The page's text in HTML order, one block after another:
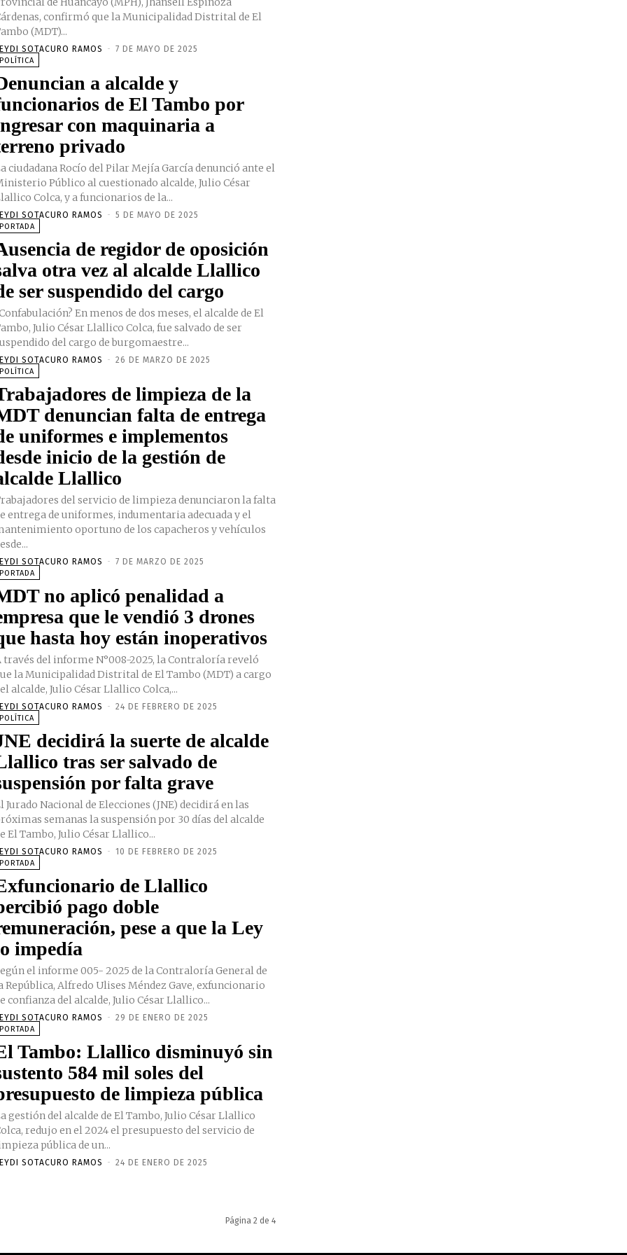
confirmó que la Municipalidad Distrital de El
(MDT)...
SOTACURO RAMOS - 7 DE MAYO DE 2025
POLÍTICA
a alcalde y
de El Tambo por
con maquinaria a
privado
ciudadana Rocío del Pilar Mejía García denunció ante el
Público al cuestionado alcalde, Julio César
Colca, y a funcionarios de la...
SOTACURO RAMOS - 5 DE MAYO DE 2025
PORTADA
de regidor de oposición
otra vez al alcalde Llallico
ser suspendido del cargo
En menos de dos meses, el alcalde de El
Julio César Llallico Colca, fue salvado de ser
del cargo de burgomaestre...
SOTACURO RAMOS - 26 DE MARZO DE 2025
POLÍTICA
de limpieza de la
denuncian falta de entrega
uniformes e implementos
inicio de la gestión de
Llallico
del servicio de limpieza denunciaron la falta
entrega de uniformes, indumentaria adecuada y el
oportuno de los capacheros y vehículos
SOTACURO RAMOS - 7 DE MARZO DE 2025
PORTADA
no aplicó penalidad a
que le vendió 3 drones
hasta hoy están inoperativos
través del informe N°008-2025, la Contraloría reveló
la Municipalidad Distrital de El Tambo (MDT) a cargo
alcalde, Julio César Llallico Colca,...
SOTACURO RAMOS - 24 DE FEBRERO DE 2025
POLÍTICA
decidirá la suerte de alcalde
tras ser salvado de
por falta grave
Jurado Nacional de Elecciones (JNE) decidirá en las
semanas la suspensión por 30 días del alcalde
El Tambo, Julio César Llallico...
SOTACURO RAMOS - 10 DE FEBRERO DE 2025
PORTADA
de Llallico
pago doble
pese a que la Ley
impedía
el informe 005- 2025 de la Contraloría General de
República, Alfredo Ulises Méndez Gave, exfuncionario
confianza del alcalde, Julio César Llallico...
SOTACURO RAMOS - 29 DE ENERO DE 2025
PORTADA
Tambo: Llallico disminuyó sin
584 mil soles del
de limpieza pública
gestión del alcalde de El Tambo, Julio César Llallico
redujo en el 2024 el presupuesto del servicio de
pública de un...
SOTACURO RAMOS - 24 DE ENERO DE 2025
Página 2 de 4